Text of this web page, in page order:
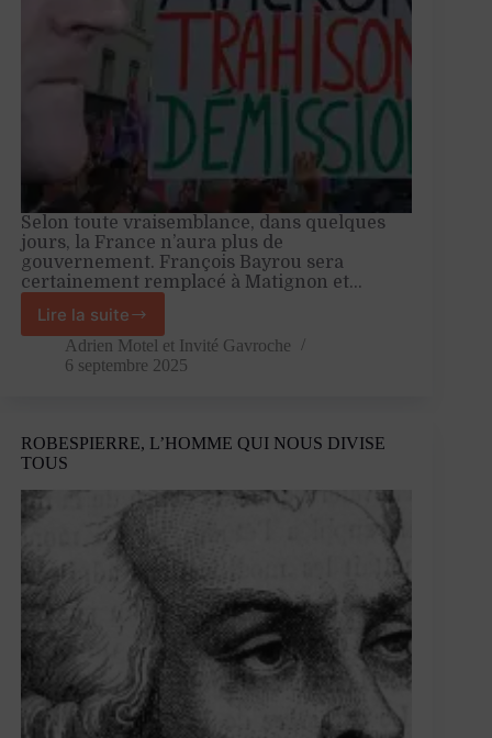
Selon toute vraisemblance, dans quelques
jours, la France n’aura plus de
gouvernement. François Bayrou sera
certainement remplacé à Matignon et…
Lire la suite
Le
nœud
gordien
d’Emmanuel
Adrien Motel et Invité Gavroche
6 septembre 2025
ROBESPIERRE, L’HOMME QUI NOUS DIVISE
TOUS